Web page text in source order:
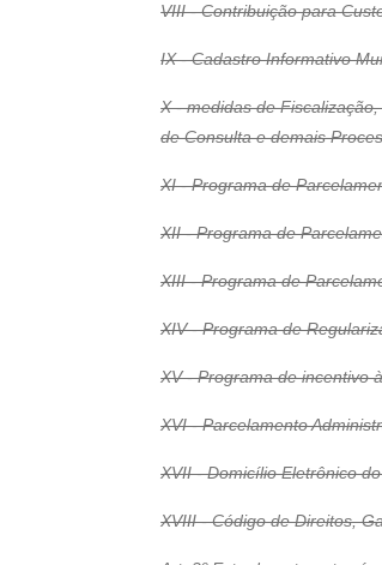
VIII - Contribuição para
IX - Cadastro Informativo
X - medidas de
de Consulta e demais
XI - Programa de
XII - Programa de
XIII - Programa de
XIV - Programa de
XV - Programa de incentivo
XVI - Parcelamento
XVII - Domicílio Eletrônico
XVIII - Código de Direitos,